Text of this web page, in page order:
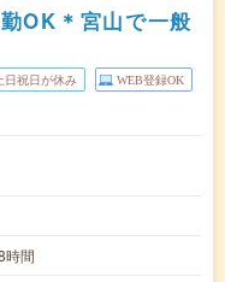
OK＊宮山で一般
日祝日が休み WEB登録OK
時間